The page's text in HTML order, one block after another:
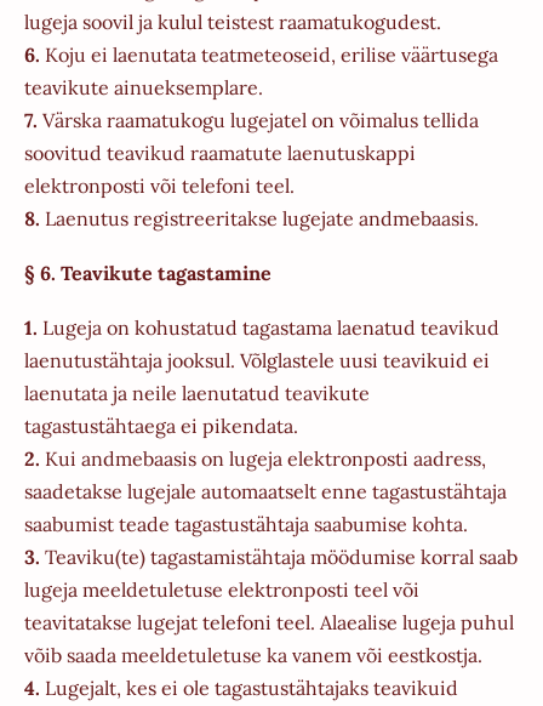
lugeja soovil ja kulul teistest raamatukogudest.
6. Koju ei laenutata teatmeteoseid, erilise väärtusega
teavikute ainueksemplare.
7. Värska raamatukogu lugejatel on võimalus tellida
soovitud teavikud raamatute laenutuskappi
elektronposti või telefoni teel.
8. Laenutus registreeritakse lugejate andmebaasis.
§ 6. Teavikute tagastamine
1. Lugeja on kohustatud tagastama laenatud teavikud
laenutustähtaja jooksul. Võlglastele uusi teavikuid ei
laenutata ja neile laenutatud teavikute
tagastustähtaega ei pikendata.
2. Kui andmebaasis on lugeja elektronposti aadress,
saadetakse lugejale automaatselt enne tagastustähtaja
saabumist teade tagastustähtaja saabumise kohta.
3. Teaviku(te) tagastamistähtaja möödumise korral saab
lugeja meeldetuletuse elektronposti teel või
teavitatakse lugejat telefoni teel. Alaealise lugeja puhul
võib saada meeldetuletuse ka vanem või eestkostja.
4. Lugejalt, kes ei ole tagastustähtajaks teavikuid